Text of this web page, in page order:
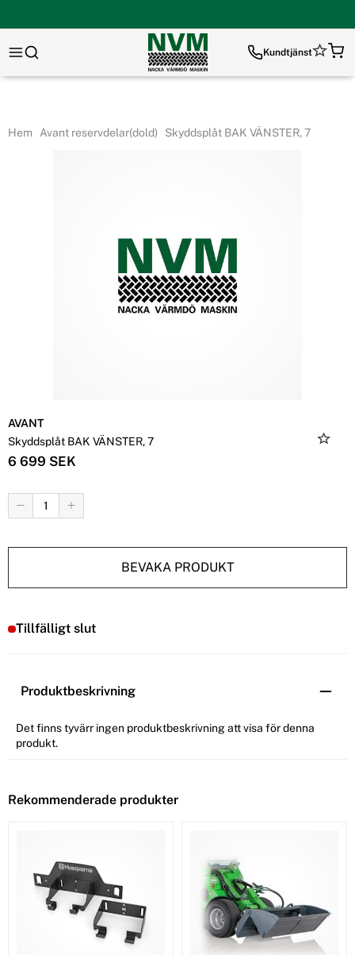
Kundtjänst
Hem Avant reservdelar(dold) Skyddsplåt BAK VÄNSTER, 7
AVANT
Skyddsplåt BAK VÄNSTER, 7
6 699 SEK
BEVAKA PRODUKT
Tillfälligt slut
Produktbeskrivning
Det finns tyvärr ingen produktbeskrivning att visa för denna
produkt.
Rekommenderade produkter